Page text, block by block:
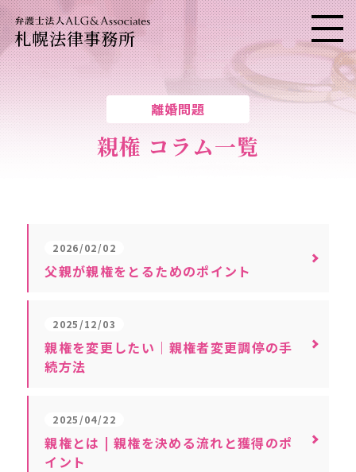
札幌法律事務所 メニ
離婚問題
親権 コラム一覧
2026/02/02
父親が親権をとるためのポイント
2025/12/03
親権を変更したい｜親権者変更調停の手
続方法
2025/04/22
親権とは | 親権を決める流れと獲得のポ
イント